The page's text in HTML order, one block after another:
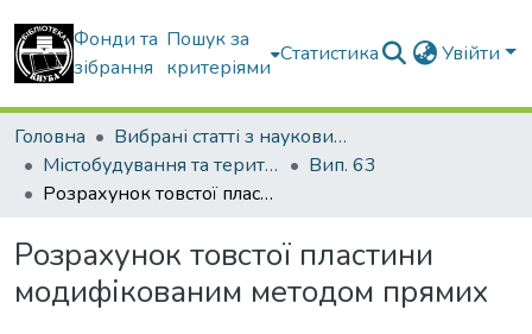
Фонди та
зібрання
Пошук за
критеріями
Статистика Увійти
Головна
Вибрані статті з наукових збірників КНУБА
Містобудування та територіальне планування
Вип. 63
Розрахунок товстої пластини модифікованим методом прямих
Розрахунок товстої пластини
модифікованим методом прямих